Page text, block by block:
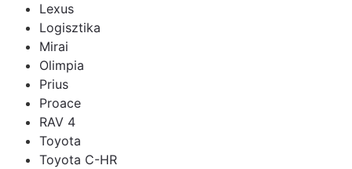
Lexus
Logisztika
Mirai
Olimpia
Prius
Proace
RAV 4
Toyota
Toyota C-HR